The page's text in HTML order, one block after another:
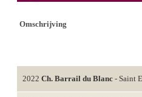
Omschrijving
2022 Ch. Barrail du Blanc - Saint